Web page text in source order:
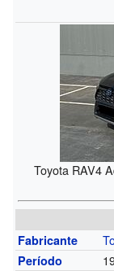
Toyota RAV4
Fabricante
Período